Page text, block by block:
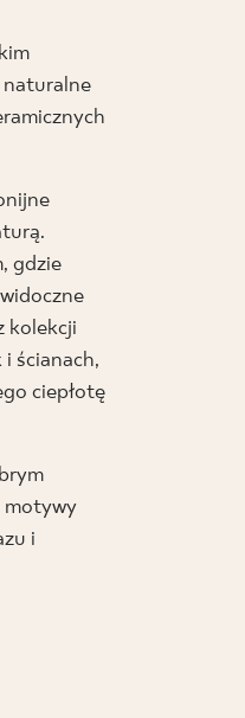
naturalne
gdzie
kolekcji
ścianach,
ciepłotę
motywy
i